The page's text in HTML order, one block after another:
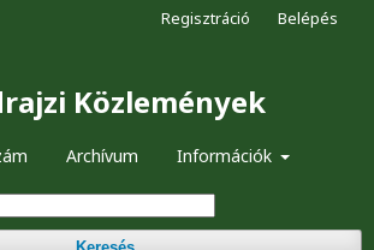
Közlemények
Archívum Információk
Regisztráció Belépés